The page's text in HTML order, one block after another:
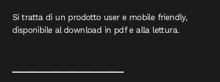
Si tratta di un prodotto user e mobile friendly,
disponibile al download in pdf e alla lettura.